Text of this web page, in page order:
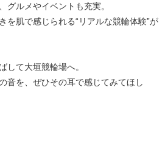
グルメやイベントも充実。
を肌で感じられる“リアルな競輪体験”が
して大垣競輪場へ。
音を、ぜひその耳で感じてみてほし